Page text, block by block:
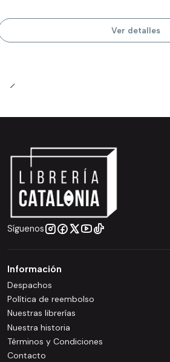
Ver detalles
Síguenos
Información
Despachos
Política de reembolso
Nuestras librerías
Nuestra historia
Términos y Condiciones
Contacto